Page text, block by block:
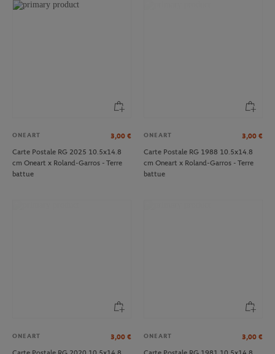
ONEART 3,00 €
Carte Postale RG 2025 10.5x14.8
cm Oneart x Roland-Garros - Terre
battue
ONEART 3,00 €
Carte Postale RG 1988 10.5x14.8
cm Oneart x Roland-Garros - Terre
battue
ONEART 3,00 €
ONEART 3,00 €